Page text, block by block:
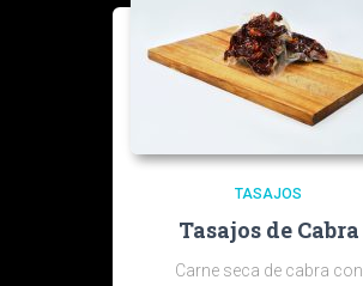
TASAJOS
Tasajos de Cabra
Carne seca de cabra con